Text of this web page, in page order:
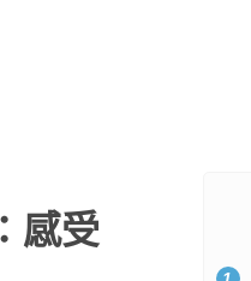
感受